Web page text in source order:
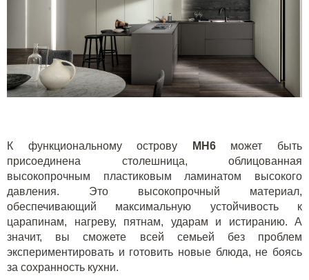
К функциональному острову MH6 может быть
присоединена столешница, облицованная
высокопрочным пластиковым ламинатом высокого
давления. Это высокопрочный материал,
обеспечивающий максимальную устойчивость к
царапинам, нагреву, пятнам, ударам и истиранию. А
значит, вы сможете всей семьей без проблем
экспериментировать и готовить новые блюда, не боясь
за сохранность кухни.